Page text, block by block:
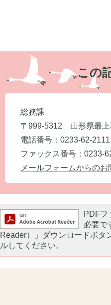
この
総務課
〒999-5312 山形県最上
電話番号：0233-62-2111
ファックス番号：0233-
メールフォームからのお
PDFフ
必要で
Reader）」ダウンロードボタ
ルしてください。